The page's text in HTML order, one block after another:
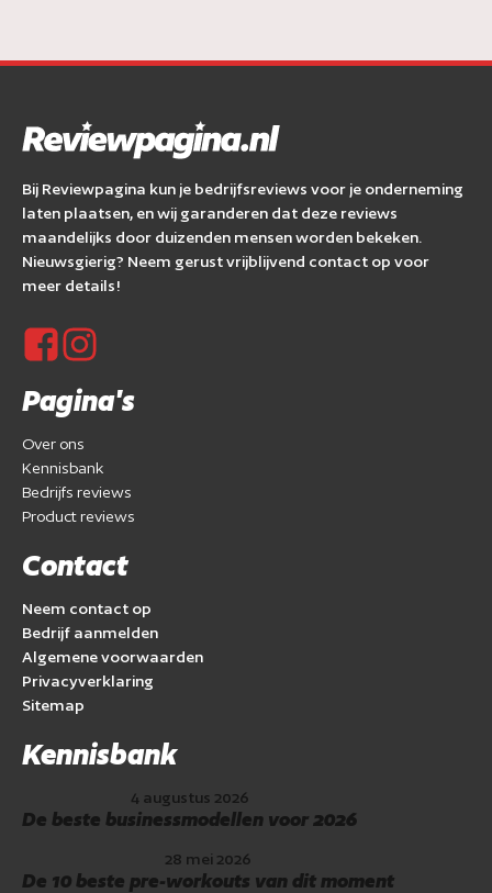
Bij Reviewpagina kun je bedrijfsreviews voor je onderneming
laten plaatsen, en wij garanderen dat deze reviews
maandelijks door duizenden mensen worden bekeken.
Nieuwsgierig? Neem gerust vrijblijvend contact op voor
meer details!
Pagina's
Over ons
Kennisbank
Bedrijfs reviews
Product reviews
Contact
Neem contact op
Bedrijf aanmelden
Algemene voorwaarden
Privacyverklaring
Sitemap
Kennisbank
4 augustus 2026
De beste businessmodellen voor 2026
28 mei 2026
De 10 beste pre-workouts van dit moment